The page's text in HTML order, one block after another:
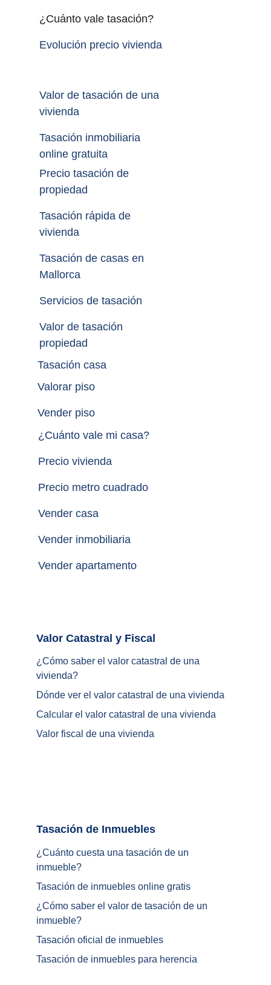
¿Cuánto cuesta una tasación de un
inmueble?
Tasación de inmuebles online gratis
¿ Cómo saber el valor de tasación de un
inmueble?
Tasación oficial de inmuebles
Tasación de inmuebles para herencia
¿ Cómo saber el valor catastral de una
vivienda?
Dónde ver el valor catastral de una vivienda
Calcular el valor catastral de una vivienda
Valor fiscal de una vivienda
Valor de tasación de una
vivienda
Tasación inmobiliaria
online gratuita
Precio tasación de
propiedad
Tasación rápida de
vivienda
Tasación de casas en
Mallorca
Servicios de tasación
Valor de tasación
propiedad
Tasación casa
Valorar piso
¿Cuánto vale mi casa?
Precio vivienda
Precio metro cuadrado
Vender casa
Vender inmobiliaria
Vender apartamento
¿Cuánto vale tasación?
Evolución precio vivienda
Vender piso